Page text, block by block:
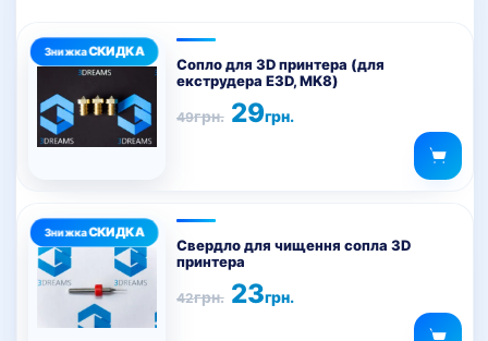
Сопло для 3D принтера (для
екструдера E3D, MK8)
49грн.
Оригінальна
ціна:
29грн.
Поточна
ціна:
Цей
товар
кілька
варіантів.
вибрати
на
сторінці
товару
Свердло для чищення сопла 3D
принтера
42грн.
Оригінальна
ціна:
23грн.
Поточна
ціна:
Цей
товар
має
кілька
варіантів.